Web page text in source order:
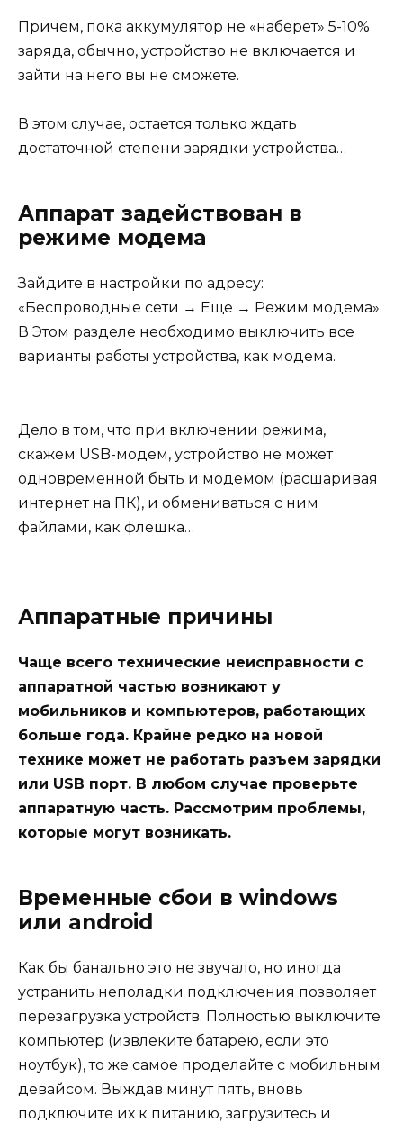
Причем, пока аккумулятор не «наберет» 5-10%
заряда, обычно, устройство не включается и
зайти на него вы не сможете.
В этом случае, остается только ждать
достаточной степени зарядки устройства…
Аппарат задействован в
режиме модема
Зайдите в настройки по адресу:
«Беспроводные сети → Еще → Режим модема».
В Этом разделе необходимо выключить все
варианты работы устройства, как модема.
Дело в том, что при включении режима,
скажем USB-модем, устройство не может
одновременной быть и модемом (расшаривая
интернет на ПК), и обмениваться с ним
файлами, как флешка…
Аппаратные причины
Чаще всего технические неисправности с
аппаратной частью возникают у
мобильников и компьютеров, работающих
больше года. Крайне редко на новой
технике может не работать разъем зарядки
или USB порт. В любом случае проверьте
аппаратную часть. Рассмотрим проблемы,
которые могут возникать.
Временные сбои в windows
или android
Как бы банально это не звучало, но иногда
устранить неполадки подключения позволяет
перезагрузка устройств. Полностью выключите
компьютер (извлеките батарею, если это
ноутбук), то же самое проделайте с мобильным
девайсом. Выждав минут пять, вновь
подключите их к питанию, загрузитесь и